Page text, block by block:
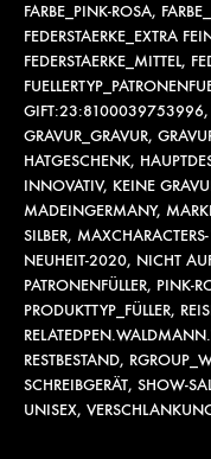
FARBE_PINK-ROSA,
FEDERSTAERKE_EXTRA
FEDERSTAERKE_MITTEL,
GIFT:23:8100039753996,
GRAVUR_GRAVUR,
HATGESCHENK,
INNOVATIV, KEINE
MADEINGERMANY,
SILBER,
NEUHEIT-2020, NICHT
PATRONENFÜLLER, PINK-
PRODUKTTYP_FÜLLER,
RESTBESTAND,
SCHREIBGERÄT, SHOW-
UNISEX,